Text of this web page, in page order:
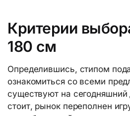
Критерии
180 см
Определившись, стипом
ознакомиться со всеми
существуют на
стоит, рынок переполнен